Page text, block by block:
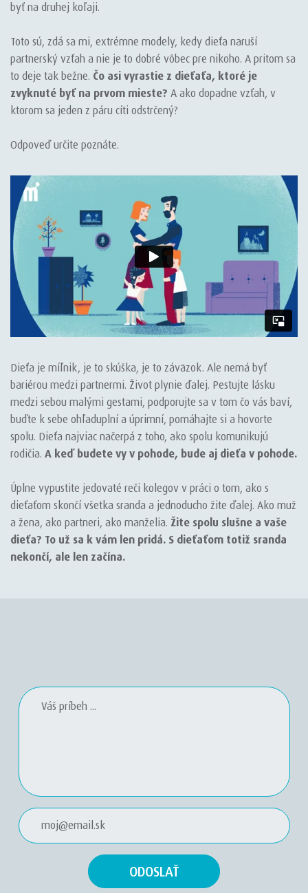
byť na druhej koľaji.
Toto sú, zdá sa mi, extrémne modely, kedy dieťa naruší
partnerský vzťah a nie je to dobré vôbec pre nikoho. A pritom sa
to deje tak bežne. Čo asi vyrastie z dieťaťa, ktoré je
zvyknuté byť na prvom mieste? A ako dopadne vzťah, v
ktorom sa jeden z páru cíti odstrčený?
Odpoveď určite poznáte.
Dieťa je míľnik, je to skúška, je to záväzok. Ale nemá byť
bariérou medzi partnermi. Život plynie ďalej. Pestujte lásku
medzi sebou malými gestami, podporujte sa v tom čo vás baví,
buďte k sebe ohľaduplní a úprimní, pomáhajte si a hovorte
spolu. Dieťa najviac načerpá z toho, ako spolu komunikujú
rodičia. A keď budete vy v pohode, bude aj dieťa v pohode.​
Úplne vypustite jedovaté reči kolegov v práci o tom, ako s
dieťaťom skončí všetka sranda a jednoducho žite ďalej. Ako muž
a žena, ako partneri, ako manželia. Žite spolu slušne a vaše
dieťa? To už sa k vám len pridá. S dieťaťom totiž sranda
nekončí, ale len začína.​